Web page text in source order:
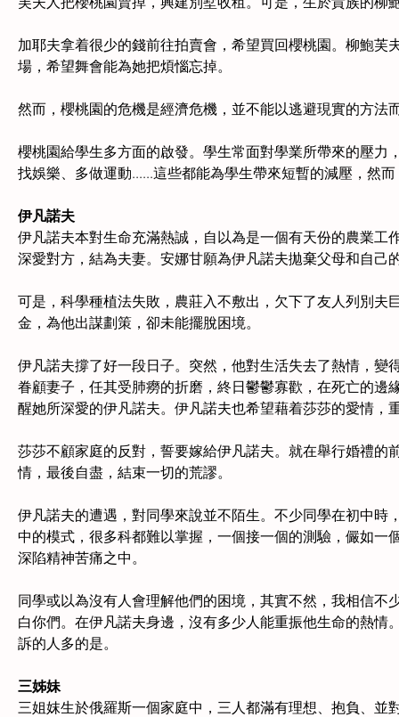
加耶夫拿着很少的錢前往拍賣會，希望買回櫻桃園。柳鮑
場，希望舞會能為她把煩惱忘掉。
然而，櫻桃園的危機是經濟危機，並不能以逃避現實的方
櫻桃園給學生多方面的啟發。學生常面對學業所帶來的壓
找娛樂、多做運動......這些都能為學生帶來短暫的減壓，然
伊凡諾夫
伊凡諾夫本對生命充滿熱誠，自以為是一個有天份的農業
深愛對方，結為夫妻。安娜甘願為伊凡諾夫拋棄父母和自
可是，科學種植法失敗，農莊入不敷出，欠下了友人列別
金，為他出謀劃策，卻未能擺脫困境。
伊凡諾夫撐了好一段日子。突然，他對生活失去了熱情，
眷顧妻子，任其受肺癆的折磨，終日鬱鬱寡歡，在死亡的
醒她所深愛的伊凡諾夫。伊凡諾夫也希望藉着莎莎的愛情，
莎莎不顧家庭的反對，誓要嫁給伊凡諾夫。就在舉行婚禮
情，最後自盡，結束一切的荒謬。
伊凡諾夫的遭遇，對同學來說並不陌生。不少同學在初中
中的模式，很多科都難以掌握，一個接一個的測驗，儼如
深陷精神苦痛之中。
同學或以為沒有人會理解他們的困境，其實不然，我相信
白你們。在伊凡諾夫身邊，沒有多少人能重振他生命的熱
訴的人多的是。
三姊妹
三姐妺生於俄羅斯一個家庭中，三人都滿有理想、抱負、並